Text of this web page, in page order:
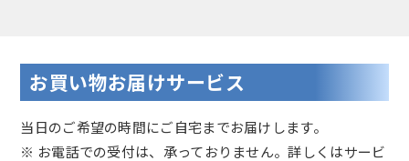
お買い物お届けサービス
当日のご希望の時間にご自宅までお届けします。
※ お電話での受付は、承っておりません。詳しくはサービ